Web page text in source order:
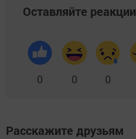
Оставляйте реакции
0 0 0
Расскажите друзьям